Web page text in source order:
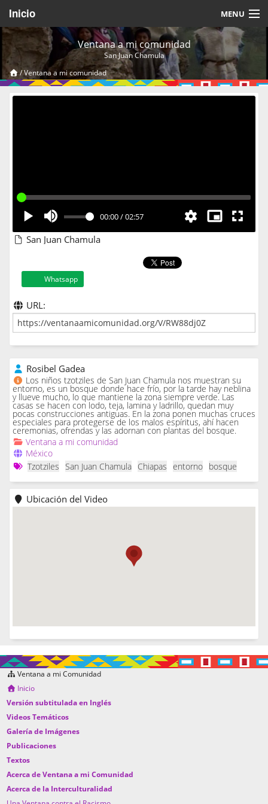
Inicio MENU
Acerca de
Videos Temáticos
Cerrar Sesión
Ventana a mi comunidad
San Juan Chamula
/Ventana a mi comunidad
00:00/02:57
San Juan Chamula
Whatsapp
URL:
Rosibel Gadea
Los niños tzotziles de San Juan Chamula nos muestran su
entorno, es un bosque donde hace frío, por la tarde hay neblina
y llueve mucho, lo que mantiene la zona siempre verde. Las
casas se hacen con lodo, teja, lamina y ladrillo, quedan muy
pocas construcciones antiguas. En la zona ponen muchas cruces
especiales para protegerse de los malos espíritus, ahí hacen
ceremonias, ofrendas y las adornan con plantas del bosque.
Ventana a mi comunidad
México
Tzotziles
San Juan Chamula Chiapas entorno bosque
Ubicación del Video
Ventana a mi Comunidad
Inicio
Versión subtitulada en Inglés
Videos Temáticos
Galería de Imágenes
Publicaciones
Textos
Acerca de Ventana a mi Comunidad
Acerca de la Interculturalidad